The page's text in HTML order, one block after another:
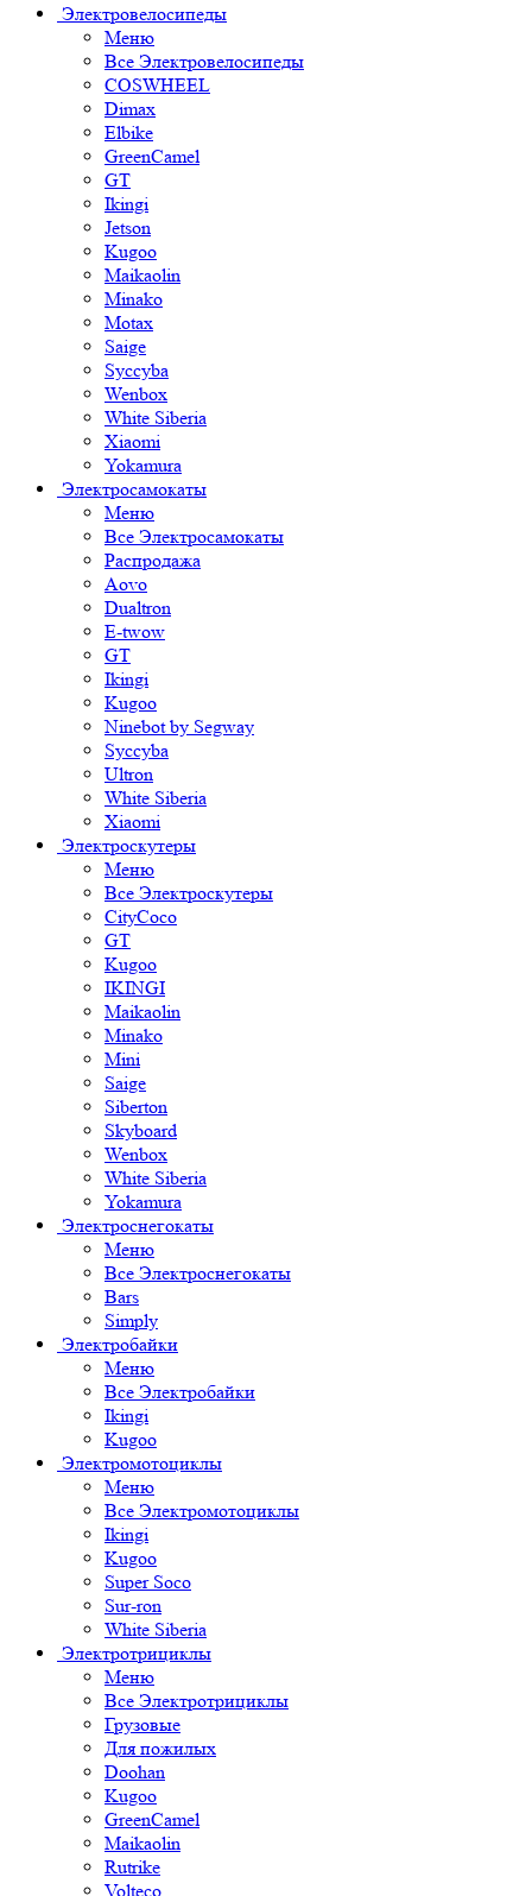
Электровелосипеды
Меню
Все Электровелосипеды
COSWHEEL
Dimax
Elbike
GreenCamel
GT
Ikingi
Jetson
Kugoo
Maikaolin
Minako
Motax
Saige
Syccyba
Wenbox
White Siberia
Xiaomi
Yokamura
Электросамокаты
Меню
Все Электросамокаты
Распродажа
Aovo
Dualtron
E-twow
GT
Ikingi
Kugoo
Ninebot by Segway
Syccyba
Ultron
White Siberia
Xiaomi
Электроскутеры
Меню
Все Электроскутеры
CityCoco
GT
Kugoo
IKINGI
Maikaolin
Minako
Mini
Saige
Siberton
Skyboard
Wenbox
White Siberia
Yokamura
Электроснегокаты
Меню
Все Электроснегокаты
Bars
Simply
Электробайки
Меню
Все Электробайки
Ikingi
Kugoo
Электромотоциклы
Меню
Все Электромотоциклы
Ikingi
Kugoo
Super Soco
Sur-ron
White Siberia
Электротрициклы
Меню
Все Электротрициклы
Грузовые
Для пожилых
Doohan
Kugoo
GreenCamel
Maikaolin
Rutrike
Volteco